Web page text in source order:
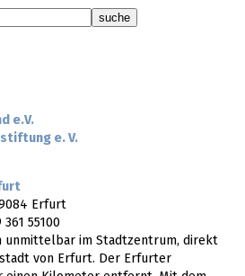
e.V.
e. V.
Erfurt
55100
unmittelbar im Stadtzentrum, direkt
von Erfurt. Der Erfurter